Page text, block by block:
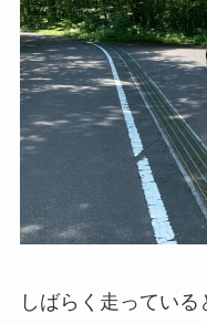
しばらく走ってい